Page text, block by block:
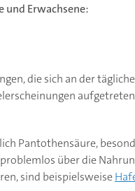
und Erwachsene:
die sich an der
Pantothensäure,
über die
sind beispielsweise